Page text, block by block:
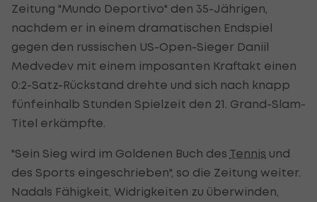
Zeitung "Mundo Deportivo" den 35-Jährigen,
nachdem er in einem dramatischen Endspiel
gegen den russischen US-Open-Sieger Daniil
Medvedev mit einem imposanten Kraftakt einen
0:2-Satz-Rückstand drehte und sich nach knapp
fünfeinhalb Stunden Spielzeit den 21. Grand-Slam-
Titel erkämpfte.
"Sein Sieg wird im Goldenen Buch des Tennis und
des Sports eingeschrieben", so die Zeitung weiter.
Nadals Fähigkeit, Widrigkeiten zu überwinden,